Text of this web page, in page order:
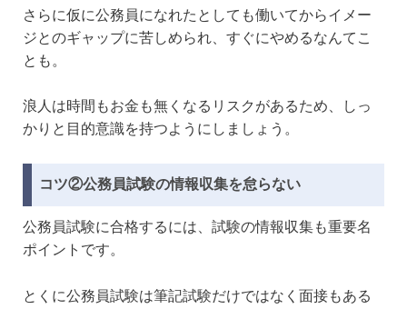
さらに仮に公務員になれたとしても働いてからイメー
ジとのギャップに苦しめられ、すぐにやめるなんてこ
とも。
浪人は時間もお金も無くなるリスクがあるため、しっ
かりと目的意識を持つようにしましょう。
コツ②公務員試験の情報収集を怠らない
公務員試験に合格するには、試験の情報収集も重要名
ポイントです。
とくに公務員試験は筆記試験だけではなく面接もある